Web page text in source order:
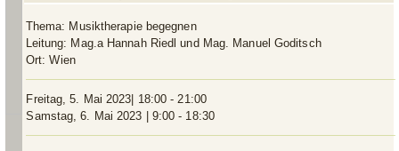
Thema: Musiktherapie begegnen
Leitung: Mag.a Hannah Riedl und Mag. Manuel Goditsch
Ort:Wien
Freitag, 5. Mai 2023| 18:00 - 21:00
Samstag, 6. Mai 2023 | 9:00 - 18:30